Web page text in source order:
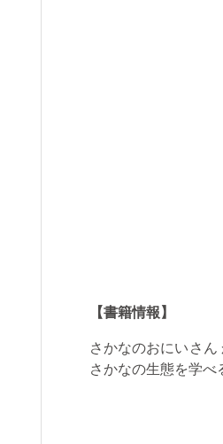
【書籍情報】
さかなのおにいさん
さかなの生態を学べ